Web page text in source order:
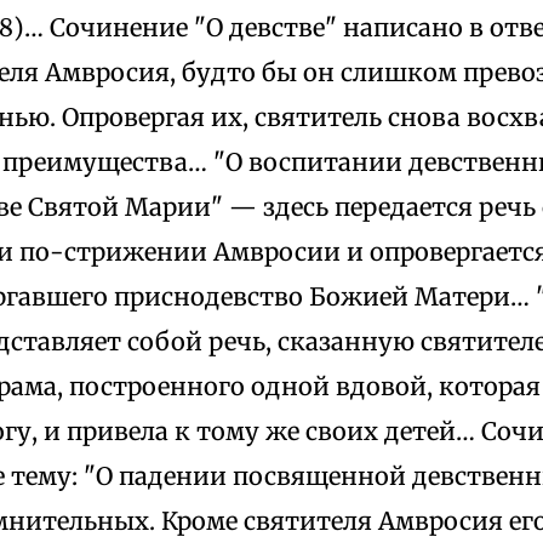
Сочинение "О девстве" написано в
Амвросия, будто бы он слишком
Опровергая их, святитель снова
преимущества… "О воспитании
Святой Марии" — здесь передается речь
по-стрижении Амвросии и
приснодевство Божией Матери…
собой речь, сказанную
построенного одной вдовой,
и привела к тому же своих детей…
"О падении посвященной
Кроме святителя Амвросия